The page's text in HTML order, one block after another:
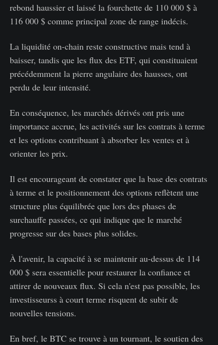
rebond haussier et laissé la fourchette de 110 000 $ à
116 000 $ comme principal zone de range indécis.
La liquidité on-chain reste constructive mais tend à
baisser, tandis que les flux des ETF, qui constituaient
précédemment la pierre angulaire des hausses, ont
perdu de leur intensité.
En conséquence, les marchés dérivés ont pris une
importance accrue, les activités sur les contrats à terme
et les options contribuant à absorber les ventes et à
orienter les prix.
Il est encourageant de constater que la base des contrats
à terme et le positionnement des options reflètent une
structure plus équilibrée que lors des phases de
surchauffe passées, ce qui indique que le marché
progresse sur des bases plus solides.
À l'avenir, la capacité à se maintenir au-dessus de 114
000 $ sera essentielle pour restaurer la confiance et
attirer de nouveaux flux. Si cela n'est pas possible, les
investisseurss à court terme risquent de subir de
nouvelles tensions.
En bref, le BTC se trouve à un tournant, le soutien des